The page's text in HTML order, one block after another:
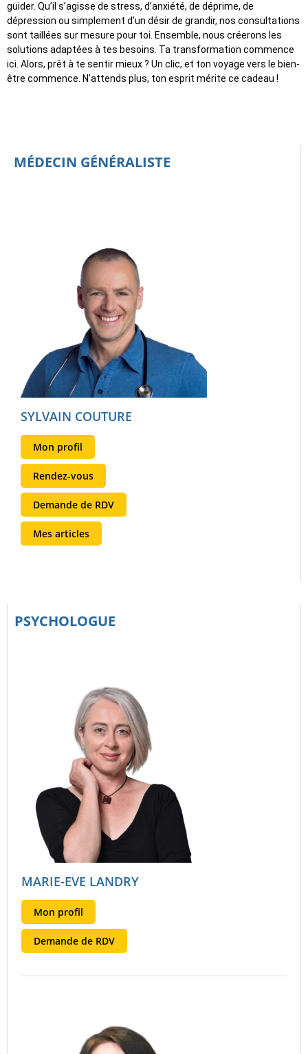
guider. Qu’il s’agisse de stress, d’anxiété, de déprime, de
dépression ou simplement d’un désir de grandir, nos consultations
sont taillées sur mesure pour toi. Ensemble, nous créerons les
solutions adaptées à tes besoins. Ta transformation commence
ici. Alors, prêt à te sentir mieux ? Un clic, et ton voyage vers le bien-
être commence. N’attends plus, ton esprit mérite ce cadeau !
MÉDECIN GÉNÉRALISTE
SYLVAIN COUTURE
Mon profil
Rendez-vous
Demande de RDV
Mes articles
PSYCHOLOGUE
MARIE-EVE LANDRY
Mon profil
Demande de RDV